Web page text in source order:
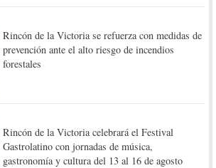
Rincón de la Victoria se refuerza con medidas de
prevención ante el alto riesgo de incendios
forestales
Rincón de la Victoria celebrará el Festival
Gastrolatino con jornadas de música,
gastronomía y cultura del 13 al 16 de agosto